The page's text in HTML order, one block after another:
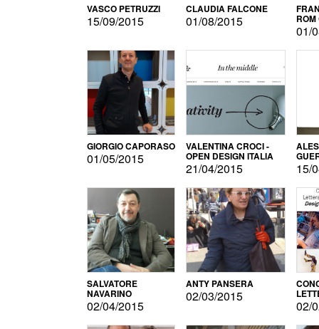
VASCO PETRUZZI
15/09/2015
CLAUDIA FALCONE
01/08/2015
01/
GIORGIO CAPORASO
01/05/2015
VALENTINA CROCI -
OPEN DESIGN ITALIA
21/04/2015 15/
SALVATORE
NAVARINO
02/04/2015
ANTY PANSERA
02/03/2015
02/